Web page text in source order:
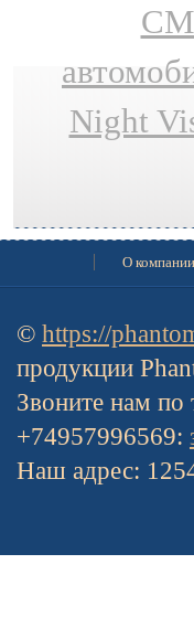
Night
О компании
© https://
продукции
Звоните нам
+74957996569:
Наш адрес: